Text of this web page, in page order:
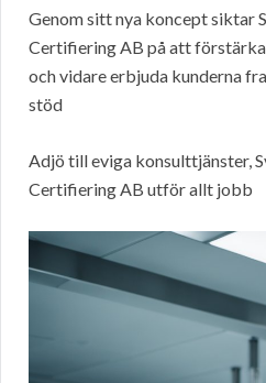
Genom sitt nya koncept siktar
Certifiering AB på att
och vidare erbjuda kunderna
stöd
Adjö till eviga konsulttjänster,
Certifiering AB utför allt jobb